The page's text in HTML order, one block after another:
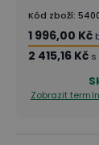
Kód zboží:
1 996,00 Kč
2 415,16 Kč s
Zobrazit